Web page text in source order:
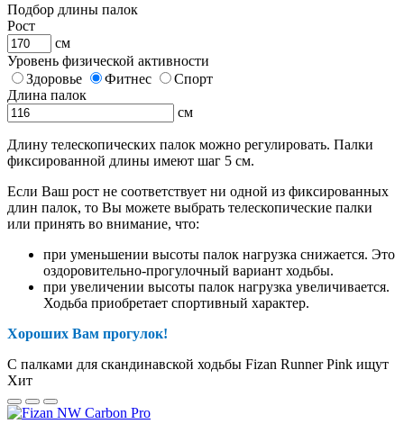
Подбор длины палок
Рост
см
Уровень физической активности
Здоровье
Фитнес
Спорт
Длина палок
см
Длину телескопических палок можно регулировать. Палки
фиксированной длины имеют шаг 5 см.
Если Ваш рост не соответствует ни одной из фиксированных
длин палок, то Вы можете выбрать телескопические палки
или принять во внимание, что:
при уменьшении высоты палок нагрузка снижается. Это
оздоровительно-прогулочный вариант ходьбы.
при увеличении высоты палок нагрузка увеличивается.
Ходьба приобретает спортивный характер.
Хороших Вам прогулок!
С палками для скандинавской ходьбы Fizan Runner Pink ищут
Хит